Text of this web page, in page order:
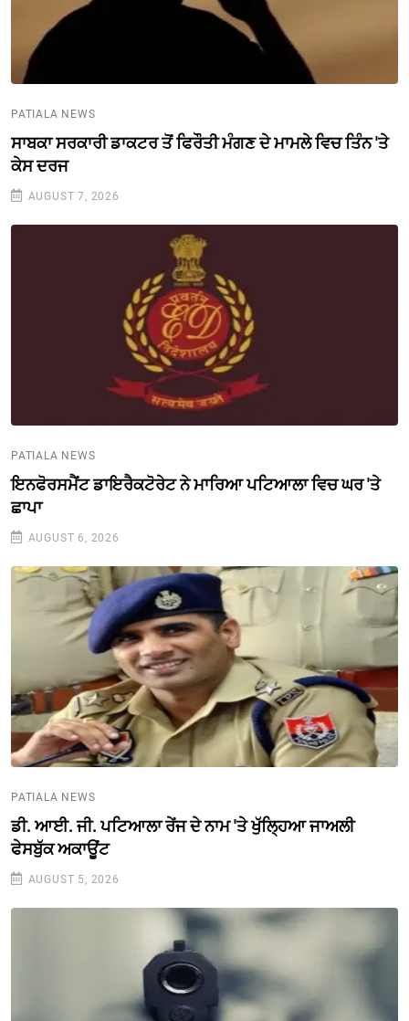
PATIALA NEWS
ਸਾਬਕਾ ਸਰਕਾਰੀ ਡਾਕਟਰ ਤੋਂ ਫਿਰੌਤੀ ਮੰਗਣ ਦੇ ਮਾਮਲੇ ਵਿਚ ਤਿੰਨ 'ਤੇ
ਕੇਸ ਦਰਜ
AUGUST 7, 2026
PATIALA NEWS
ਇਨਫੋਰਸਮੈਂਟ ਡਾਇਰੈਕਟੋਰੇਟ ਨੇ ਮਾਰਿਆ ਪਟਿਆਲਾ ਵਿਚ ਘਰ 'ਤੇ
ਛਾਪਾ
AUGUST 6, 2026
PATIALA NEWS
ਡੀ. ਆਈ. ਜੀ. ਪਟਿਆਲਾ ਰੇਂਜ ਦੇ ਨਾਮ 'ਤੇ ਖੁੱਲ੍ਹਿਆ ਜਾਅਲੀ
ਫੇਸਬੁੱਕ ਅਕਾਊਂਟ
AUGUST 5, 2026